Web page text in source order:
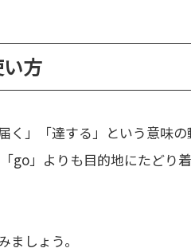
い方
く」「達する」という意味
go」よりも目的地にたどり
ましょう。